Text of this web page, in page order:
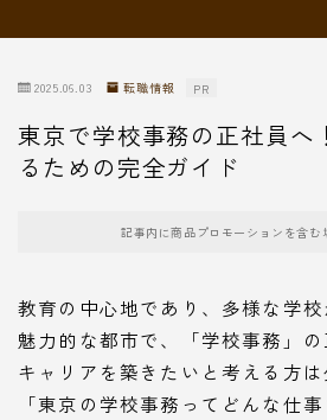
2025.06.03 転職情報 PR
東京で学校事務の正社員へ
るための完全ガイド
記事内に商品プロモーションを含む
教育の中心地であり、多様な学
魅力的な都市で、「学校事務」
キャリアを築きたいと考える方は
「東京の学校事務ってどんな仕